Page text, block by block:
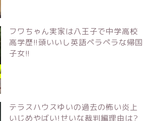
フワちゃん実家は八王子で中学高校
高学歴!!頭いいし英語ペラペラな帰国
子女!!
テラスハウスゆいの過去の怖い炎上
いじめやばい!せいな裁判編理由は?